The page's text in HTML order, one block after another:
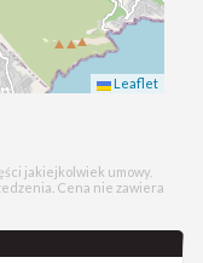
Leaflet
jakiejkolwiek umowy.
Cena nie zawiera